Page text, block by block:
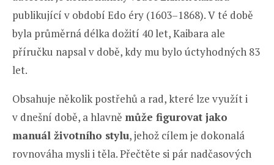
publikující v období Edo éry (1603–1868). V té době
byla průměrná délka dožití 40 let, Kaibara ale
příručku napsal v době, kdy mu bylo úctyhodných 83
let.
Obsahuje několik postřehů a rad, které lze využít i
v dnešní době, a hlavně může figurovat jako
manuál životního stylu, jehož cílem je dokonalá
rovnováha mysli i těla. Přečtěte si pár nadčasových